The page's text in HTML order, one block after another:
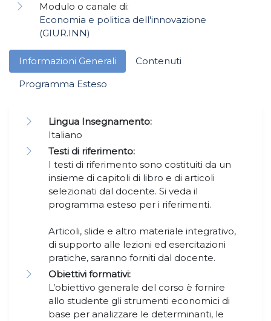
Informazioni Generali
Contenuti
Programma Esteso
Lingua Insegnamento:
Italiano
Testi di riferimento:
I testi di riferimento sono costituiti da un
insieme di capitoli di libro e di articoli
selezionati dal docente. Si veda il
programma esteso per i riferimenti.
Articoli, slide e altro materiale integrativo,
di supporto alle lezioni ed esercitazioni
pratiche, saranno forniti dal docente.
Obiettivi formativi:
L’obiettivo generale del corso è fornire
allo studente gli strumenti economici di
base per analizzare le determinanti, le
Modulo o canale di:
Economia e politica dell'innovazione
(GIUR.INN)